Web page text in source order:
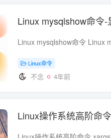
Linux mysqlshow命令
Linux命令
不念 4年前
Linux操作系统高阶命